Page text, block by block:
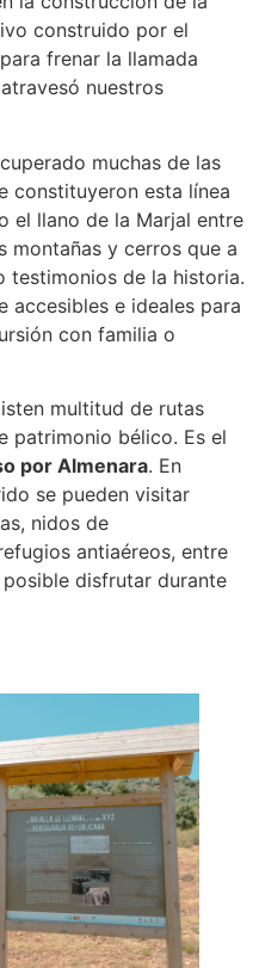
construido por el
frenar la llamada
nuestros
muchas de las
constituyeron esta línea
el llano de la Marjal entre
montañas y cerros que a
testimonios de la historia.
accesibles e ideales para
con familia o
multitud de rutas
patrimonio bélico. Es el
por Almenara. En
se pueden visitar
nidos de
antiaéreos, entre
disfrutar durante